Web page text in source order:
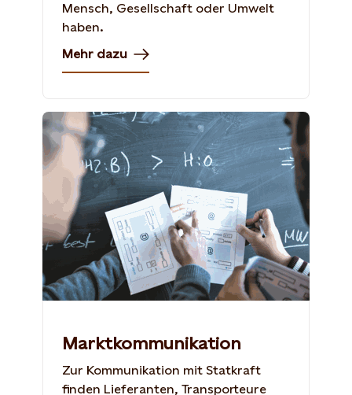
Mensch, Gesellschaft oder Umwelt
haben.
Mehr dazu
Marktkommunikation
Zur Kommunikation mit Statkraft
finden Lieferanten, Transporteure